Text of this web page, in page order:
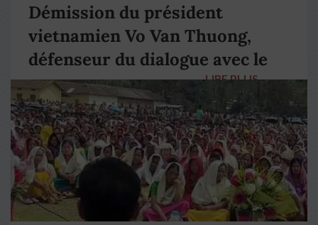
Démission du président
vietnamien Vo Van Thuong,
défenseur du dialogue avec le
pape François
LIRE PLUS →